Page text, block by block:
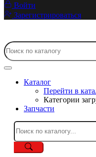
Войти
Зарегистрироваться
Каталог
Перейти в
Категории
Запчасти